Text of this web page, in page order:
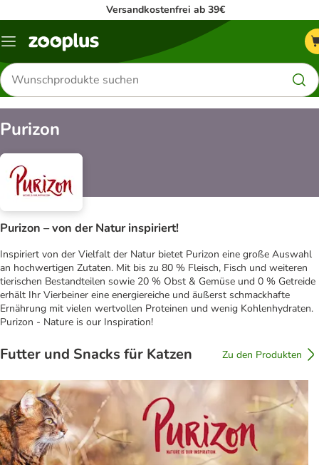
Versandkostenfrei ab 39€
Menü
Produkte
suchen
Purizon
Purizon – von der Natur inspiriert!
Inspiriert von der Vielfalt der Natur bietet Purizon eine große Auswahl
an hochwertigen Zutaten. Mit bis zu 80 % Fleisch, Fisch und weiteren
tierischen Bestandteilen sowie 20 % Obst & Gemüse und 0 % Getreide
erhält Ihr Vierbeiner eine energiereiche und äußerst schmackhafte
Ernährung mit vielen wertvollen Proteinen und wenig Kohlenhydraten.
Purizon - Nature is our Inspiration!
Futter und Snacks für Katzen Zu den Produkten